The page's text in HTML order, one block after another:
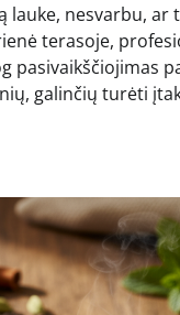
lauke, nesvarbu, ar
terasoje,
pasivaikščiojimas
galinčių turėti